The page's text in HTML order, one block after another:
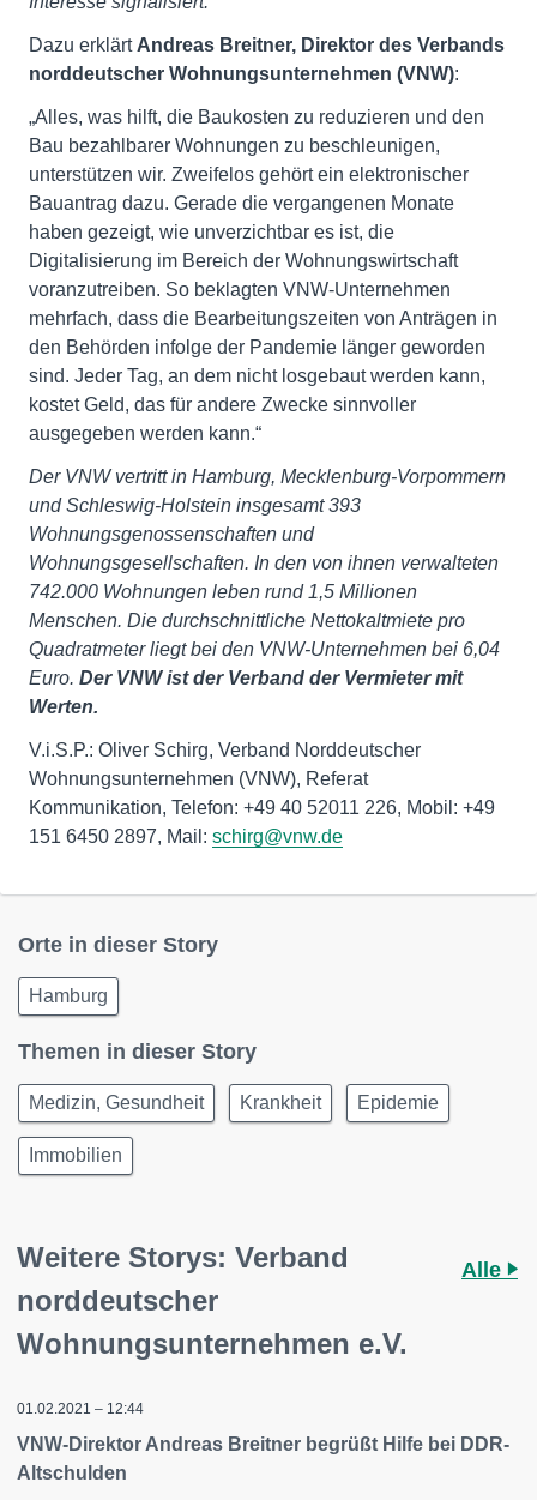
Dazu erklärt Andreas Breitner, Direktor des Verbands
norddeutscher Wohnungsunternehmen (VNW):
„Alles, was hilft, die Baukosten zu reduzieren und den
Bau bezahlbarer Wohnungen zu beschleunigen,
unterstützen wir. Zweifelos gehört ein elektronischer
Bauantrag dazu. Gerade die vergangenen Monate
haben gezeigt, wie unverzichtbar es ist, die
Digitalisierung im Bereich der Wohnungswirtschaft
voranzutreiben. So beklagten VNW-Unternehmen
mehrfach, dass die Bearbeitungszeiten von Anträgen in
den Behörden infolge der Pandemie länger geworden
sind. Jeder Tag, an dem nicht losgebaut werden kann,
kostet Geld, das für andere Zwecke sinnvoller
ausgegeben werden kann.“
Der VNW vertritt in Hamburg, Mecklenburg-Vorpommern
und Schleswig-Holstein insgesamt 393
Wohnungsgenossenschaften und
Wohnungsgesellschaften. In den von ihnen verwalteten
742.000 Wohnungen leben rund 1,5 Millionen
Menschen. Die durchschnittliche Nettokaltmiete pro
Quadratmeter liegt bei den VNW-Unternehmen bei 6,04
Euro. Der VNW ist der Verband der Vermieter mit
Werten.
V.i.S.P.: Oliver Schirg, Verband Norddeutscher
Wohnungsunternehmen (VNW), Referat
Kommunikation, Telefon: +49 40 52011 226, Mobil: +49
151 6450 2897, Mail: schirg@vnw.de
Orte in dieser Story
Hamburg
Themen in dieser Story
Medizin, Gesundheit Krankheit Epidemie
Immobilien
Weitere Storys: Verband
norddeutscher
Wohnungsunternehmen e.V.
Alle
01.02.2021 – 12:44
VNW-Direktor Andreas Breitner begrüßt Hilfe bei DDR-
Altschulden